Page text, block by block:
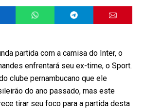
partida com a camisa do Inter, o
enfrentará seu ex-time, o Sport.
clube pernambucano que ele
do ano passado, mas este
tirar seu foco para a partida desta